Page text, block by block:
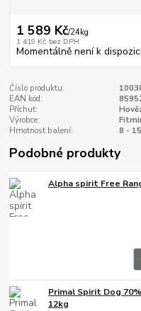
1 589 Kč/24kg
1 419 Kč bez DPH
Momentálně není k dispozici
Číslo produktu:
EAN kód:
Příchuť:
Výrobce:
Hmotnost balení:
8 -
Podobné produkty
Alpha spirit Free
Primal Spirit Dog
12kg